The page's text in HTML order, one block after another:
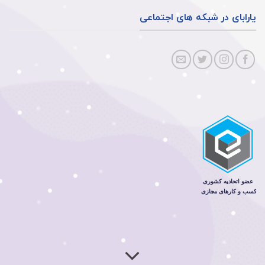
یارابای در شبکه های اجتماعی